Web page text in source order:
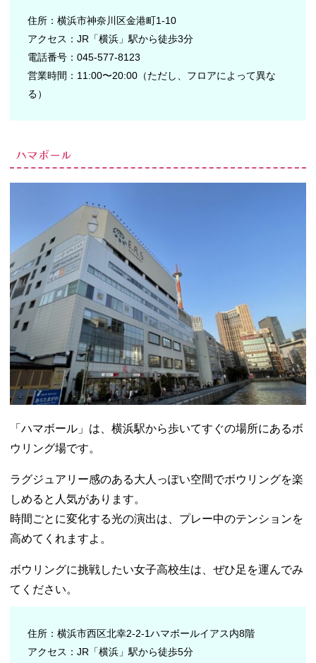
住所：横浜市神奈川区金港町1-10
アクセス：JR「横浜」駅から徒歩3分
電話番号：045-577-8123
営業時間：11:00〜20:00（ただし、フロアによって異な
る）
ハマボール
「ハマボール」は、横浜駅から歩いてすぐの場所にあるボ
ウリング場です。
ラグジュアリー感のある大人っぽい空間でボウリングを楽
しめると人気があります。
時間ごとに変化する光の演出は、プレー中のテンションを
高めてくれますよ。
ボウリングに挑戦したい女子高校生は、ぜひ足を運んでみ
てください。
住所：横浜市西区北幸2-2-1ハマボールイアス内8階
アクセス：JR「横浜」駅から徒歩5分